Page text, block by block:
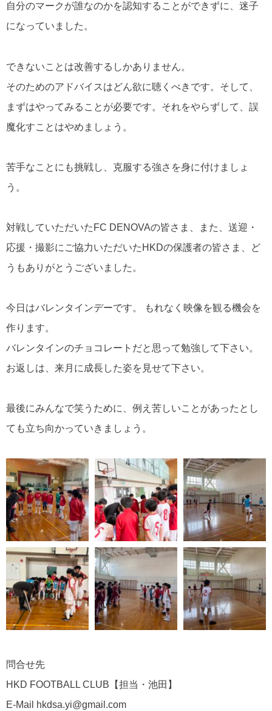
自分のマークが誰なのかを認知することができずに、迷子
になっていました。
できないことは改善するしかありません。
そのためのアドバイスはどん欲に聴くべきです。そして、
まずはやってみることが必要です。それをやらずして、誤
魔化すことはやめましょう。
苦手なことにも挑戦し、克服する強さを身に付けましょ
う。
対戦していただいたFC DENOVAの皆さま、また、送迎・
応援・撮影にご協力いただいたHKDの保護者の皆さま、ど
うもありがとうございました。
今日はバレンタインデーです。 もれなく 映像を観る機会を
作ります。
バレンタインのチョコレートだと思って勉強して下さい。
お返しは、来月に成長した姿を見せて下さい。
最後にみんなで笑うために、例え苦しいことがあったとし
ても立ち向かっていきましょう。
問合せ先
HKD FOOTBALL CLUB【担当・池田】
E-Mail hkdsa.yi@gmail.com